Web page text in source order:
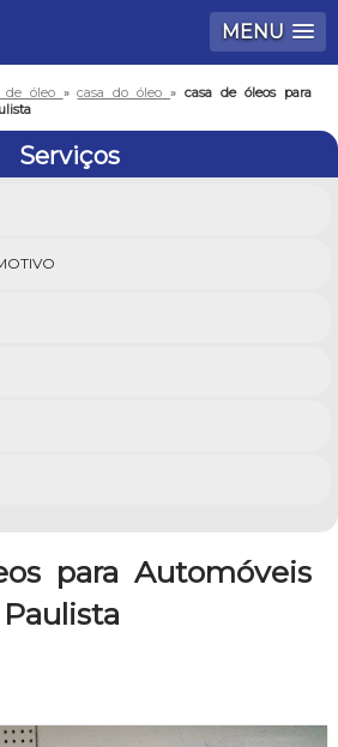
MENU
de óleo »casa do óleo»casa de óleos para
Serviços
para Automóveis